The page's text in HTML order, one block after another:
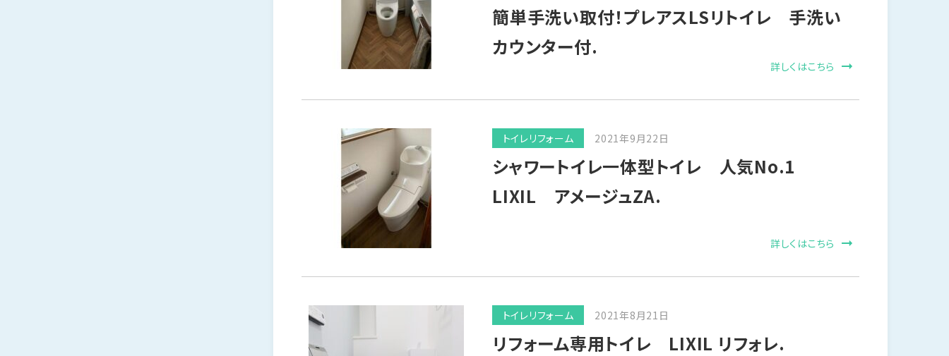
簡単手洗い取付！プレアスLSリトイレ 手洗い
カウンター付.
詳しくはこちら
トイレリフォーム 2021年9月22日
シャワートイレ一体型トイレ 人気No.1
LIXIL アメージュZA.
詳しくはこちら
トイレリフォーム 2021年8月21日
リフォーム専用トイレ LIXIL リフォレ.